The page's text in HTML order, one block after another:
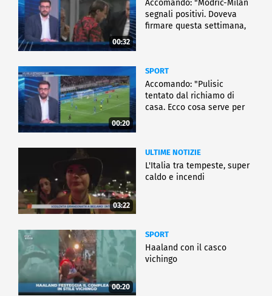
00:32
Accomando: "Modric-Milan
segnali positivi. Doveva
firmare questa settimana,
00:20
SPORT
Accomando: "Pulisic
tentato dal richiamo di
casa. Ecco cosa serve per
03:22
ULTIME NOTIZIE
L'Italia tra tempeste, super
caldo e incendi
00:20
SPORT
Haaland con il casco
vichingo